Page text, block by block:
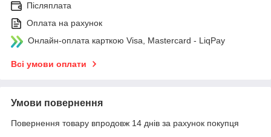
Післяплата
Оплата на рахунок
Онлайн-оплата карткою Visa, Mastercard - LiqPay
Всі умови оплати
Умови повернення
Повернення товару впродовж 14 днів за рахунок покупця